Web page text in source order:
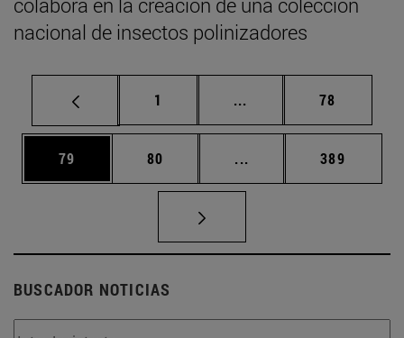
nacional de insectos polinizadores
Página
1 ... Páginas intermedias
Página
78
Página
79 Página
80 ... Páginas intermedias
Página
389
BUSCADOR NOTICIAS